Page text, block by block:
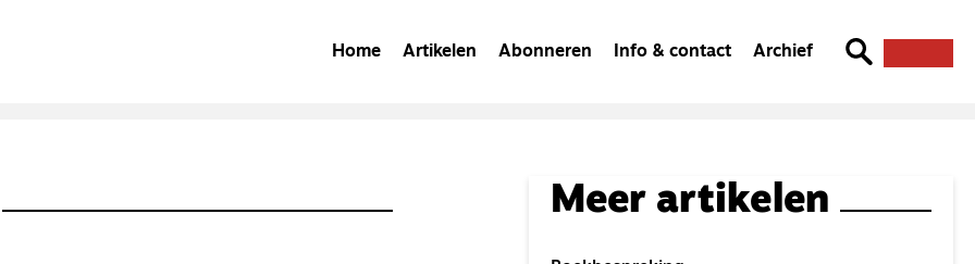
Home Artikelen Abonneren Info & contact Archief
Meer artikelen